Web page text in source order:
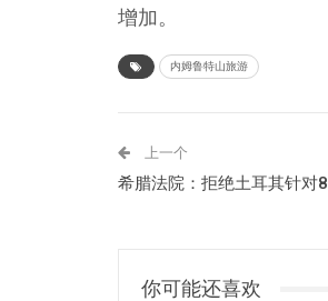
增加。
内姆鲁特山旅游
上一个
希腊法院：拒绝土耳其针对
你可能还喜欢